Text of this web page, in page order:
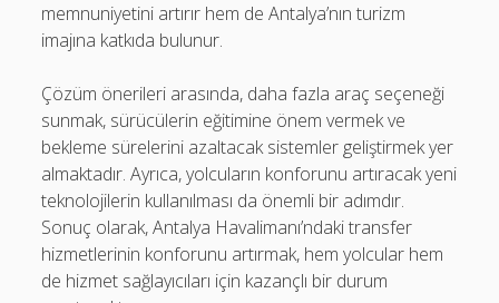
memnuniyetini artırır hem de Antalya’nın turizm
imajına katkıda bulunur.
Çözüm önerileri arasında, daha fazla araç seçeneği
sunmak, sürücülerin eğitimine önem vermek ve
bekleme sürelerini azaltacak sistemler geliştirmek yer
almaktadır. Ayrıca, yolcuların konforunu artıracak yeni
teknolojilerin kullanılması da önemli bir adımdır.
Sonuç olarak, Antalya Havalimanı’ndaki transfer
hizmetlerinin konforunu artırmak, hem yolcular hem
de hizmet sağlayıcıları için kazançlı bir durum